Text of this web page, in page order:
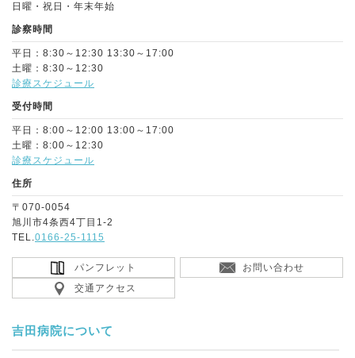
日曜・祝日・年末年始
診察時間
平日：8:30～12:30 13:30～17:00
土曜：8:30～12:30
診療スケジュール
受付時間
平日：8:00～12:00 13:00～17:00
土曜：8:00～12:30
診療スケジュール
住所
〒070-0054
旭川市4条西4丁目1-2
TEL.0166-25-1115
パンフレット
お問い合わせ
交通アクセス
吉田病院について